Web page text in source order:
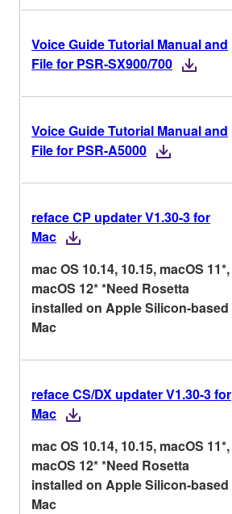
Voice Guide Tutorial Manual and
File for PSR-SX900/700
Voice Guide Tutorial Manual and
File for PSR-A5000
reface CP updater V1.30-3 for
Mac
mac OS 10.14, 10.15, macOS 11*,
macOS 12* *Need Rosetta
installed on Apple Silicon-based
Mac
reface CS/DX updater V1.30-3 for
Mac
mac OS 10.14, 10.15, macOS 11*,
macOS 12* *Need Rosetta
installed on Apple Silicon-based
Mac